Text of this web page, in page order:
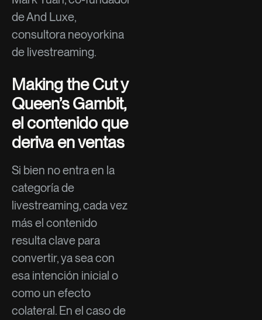
de And Luxe,
consultora neoyorkina
de livestreaming.
Making the Cut y
Queen’s Gambit,
el contenido que
deriva en ventas
Si bien no entra en la
categoría de
livestreaming, cada vez
más el contenido
resulta clave para
convertir, ya sea con
esa intención inicial o
como un efecto
colateral. En el caso de